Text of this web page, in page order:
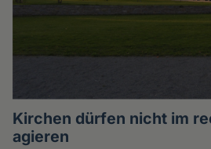
Kirchen dürfen nicht im
agieren